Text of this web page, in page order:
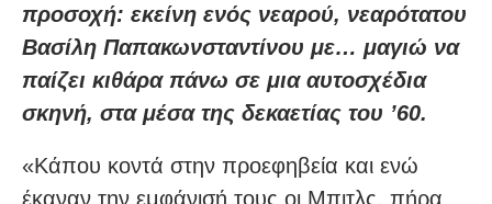
προσοχή: εκείνη ενός νεαρού, νεαρότατου
Βασίλη Παπακωνσταντίνου με… μαγιώ να
παίζει κιθάρα πάνω σε μια αυτοσχέδια
σκηνή, στα μέσα της δεκαετίας του ’60.
«Κάπου κοντά στην προεφηβεία και ενώ
έκαναν την εμφάνισή τους οι Μπιτλς, πήρα